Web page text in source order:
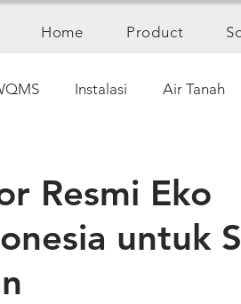
Home Product
Instalasi Air Tanah
Resmi Eko
untuk